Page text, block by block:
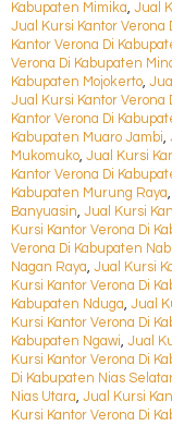
Kabupaten Mimika, Jual
Jual Kursi Kantor Verona
Kantor Verona Di
Verona Di Kabupaten
Kabupaten Mojokerto,
Jual Kursi Kantor Verona
Kantor Verona Di
Kabupaten Muaro Jambi,
Mukomuko, Jual Kursi
Kantor Verona Di
Kabupaten Murung Raya,
Banyuasin, Jual Kursi
Kursi Kantor Verona Di
Verona Di Kabupaten
Nagan Raya, Jual Kursi
Kursi Kantor Verona Di
Kabupaten Nduga, Jual
Kursi Kantor Verona Di
Kabupaten Ngawi, Jual
Kursi Kantor Verona Di
Di Kabupaten Nias
Nias Utara, Jual Kursi
Kursi Kantor Verona Di